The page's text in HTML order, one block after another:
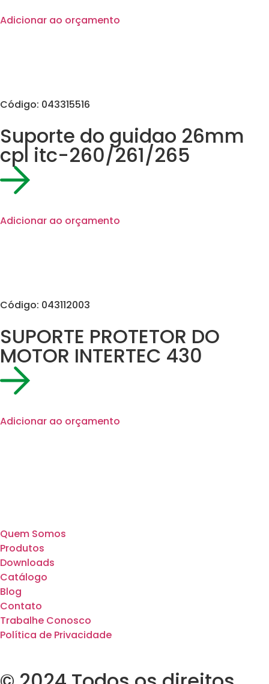
Adicionar ao orçamento
Código: 043315516
Suporte do guidao 26mm
cpl itc-260/261/265
Adicionar ao orçamento
Código: 043112003
SUPORTE PROTETOR DO
MOTOR INTERTEC 430
Adicionar ao orçamento
Quem Somos
Produtos
Downloads
Catálogo
Blog
Contato
Trabalhe Conosco
Política de Privacidade